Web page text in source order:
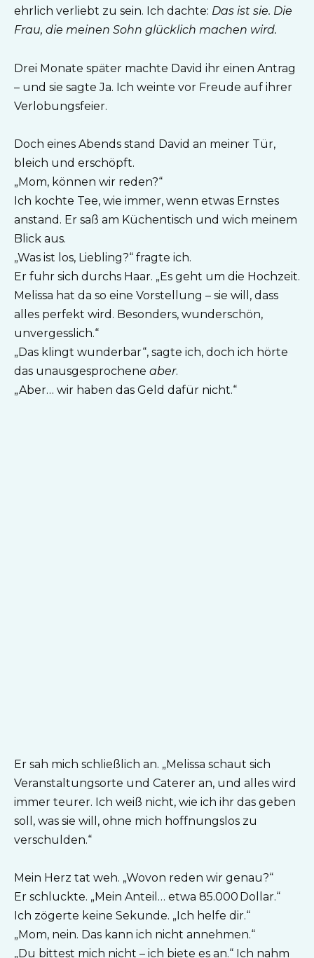
ehrlich verliebt zu sein. Ich dachte: Das ist sie. Die
Frau, die meinen Sohn glücklich machen wird.
Drei Monate später machte David ihr einen Antrag
– und sie sagte Ja. Ich weinte vor Freude auf ihrer
Verlobungsfeier.
Doch eines Abends stand David an meiner Tür,
bleich und erschöpft.
„Mom, können wir reden?“
Ich kochte Tee, wie immer, wenn etwas Ernstes
anstand. Er saß am Küchentisch und wich meinem
Blick aus.
„Was ist los, Liebling?“ fragte ich.
Er fuhr sich durchs Haar. „Es geht um die Hochzeit.
Melissa hat da so eine Vorstellung – sie will, dass
alles perfekt wird. Besonders, wunderschön,
unvergesslich.“
„Das klingt wunderbar“, sagte ich, doch ich hörte
das unausgesprochene aber.
„Aber… wir haben das Geld dafür nicht.“
Er sah mich schließlich an. „Melissa schaut sich
Veranstaltungsorte und Caterer an, und alles wird
immer teurer. Ich weiß nicht, wie ich ihr das geben
soll, was sie will, ohne mich hoffnungslos zu
verschulden.“
Mein Herz tat weh. „Wovon reden wir genau?“
Er schluckte. „Mein Anteil… etwa 85.000 Dollar.“
Ich zögerte keine Sekunde. „Ich helfe dir.“
„Mom, nein. Das kann ich nicht annehmen.“
„Du bittest mich nicht – ich biete es an.“ Ich nahm